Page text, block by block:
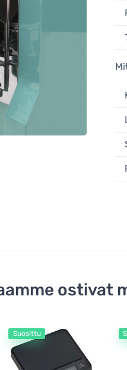
ostivat
Suosittu